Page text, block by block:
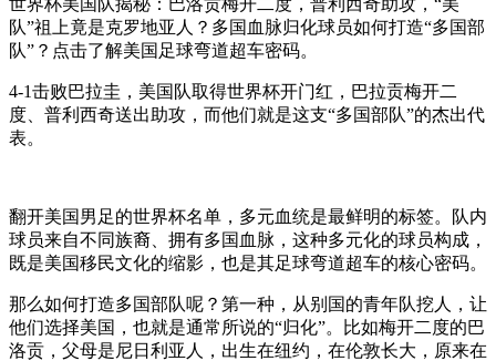
队”祖上竟是克罗地亚人？多国血脉归化球员如何打造“多国部
队”？点击了解美国足球弯道超车密码。
4-1击败巴拉圭，美国队取得世界杯开门红，巴拉贡梅开二
度、普利西奇送出助攻，而他们就是这支“多国部队”的杰出代
表。
翻开美国男足的世界杯名单，多元血统是最鲜明的标签。队内
球员来自不同族裔、拥有多国血脉，这种多元化的球员构成，
既是美国移民文化的缩影，也是其足球弯道超车的核心密码。
那么如何打造多国部队呢？第一种，从别国的青年队挖人，让
他们选择美国，也就是通常所说的“归化”。比如梅开二度的巴
洛贡，父母是尼日利亚人，出生在纽约，在伦敦长大，原来在